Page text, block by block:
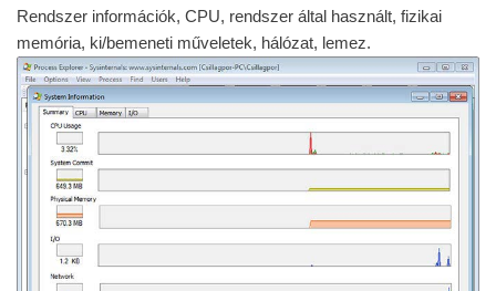
Rendszer információk, CPU, rendszer által használt, fizikai
memória, ki/bemeneti műveletek, hálózat, lemez.